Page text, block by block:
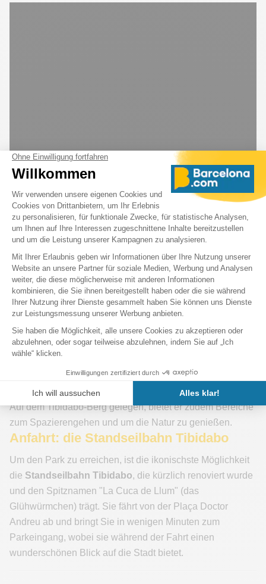
Attraktionen für jedes Alter
Achterbahnen, Karussells, Riesenrad,
Spiegellabyrinth usw. Insgesamt gibt es 25
Attraktionen.
Familien- und Kinderattraktionen (insbesondere im
Bereich "Camí del Cel").
Ikonische Fahrgeschäfte wie das Avió (hängendes
Flugzeug) und die Talaia (Panoramaplattform).
Nostalgische und familienfreundliche Atmosphäre
einem charmanten Retro-Ambiente.
Zugang zur Natur und Panoramablicke
Auf dem Tibidabo-Berg gelegen, bietet er zudem Bereiche
zum Spazierengehen und um die Natur zu genießen.
Anfahrt: die Standseilbahn Tibidabo
Um den Park zu erreichen, ist die ikonischste Möglichkeit
die Standseilbahn Tibidabo, die kürzlich renoviert wurde
und den Spitznamen "La Cuca de Llum" (das
Glühwürmchen) trägt. Sie fährt von der Plaça Doctor
Andreu ab und bringt Sie in wenigen Minuten zum
Parkeingang, wobei sie während der Fahrt einen
wunderschönen Blick auf die Stadt bietet.